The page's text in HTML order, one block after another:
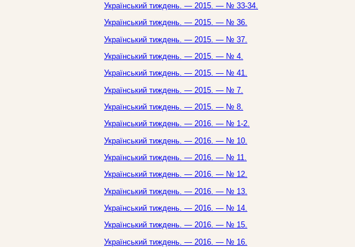
Український тиждень. — 2015. — № 33-34.
Український тиждень. — 2015. — № 36.
Український тиждень. — 2015. — № 37.
Український тиждень. — 2015. — № 4.
Український тиждень. — 2015. — № 41.
Український тиждень. — 2015. — № 7.
Український тиждень. — 2015. — № 8.
Український тиждень. — 2016. — № 1-2.
Український тиждень. — 2016. — № 10.
Український тиждень. — 2016. — № 11.
Український тиждень. — 2016. — № 12.
Український тиждень. — 2016. — № 13.
Український тиждень. — 2016. — № 14.
Український тиждень. — 2016. — № 15.
Український тиждень. — 2016. — № 16.